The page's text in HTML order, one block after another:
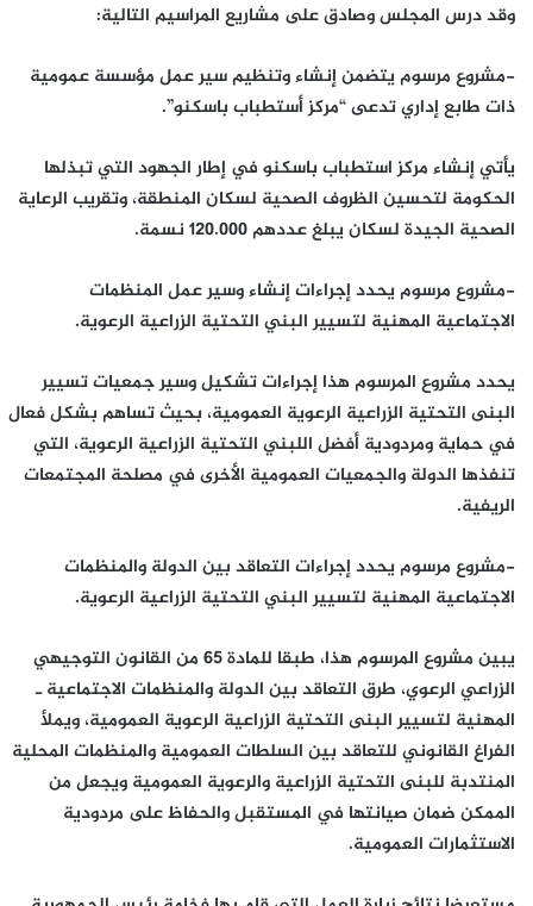
وقد درس المجلس وصادق على مشاريع المراسيم التالية:
-مشروع مرسوم يتضمن إنشاء وتنظيم سير عمل مؤسسة عمومية
ذات طابع إداري تدعى “مركز أستطباب باسكنو”.
يأتي إنشاء مركز استطباب باسكنو في إطار الجهود التي تبذلها
الحكومة لتحسين الظروف الصحية لسكان المنطقة، وتقريب الرعاية
الصحية الجيدة لسكان يبلغ عددهم 120.000 نسمة.
-مشروع مرسوم يحدد إجراءات إنشاء وسير عمل المنظمات
الاجتماعية المهنية لتسيير البني التحتية الزراعية الرعوية.
يحدد مشروع المرسوم هذا إجراءات تشكيل وسير جمعيات تسيير
البنى التحتية الزراعية الرعوية العمومية، بحيث تساهم بشكل فعال
في حماية ومردودية أفضل اللبني التحتية الزراعية الرعوية، التي
تنفذها الدولة والجمعيات العمومية الأخرى في مصلحة المجتمعات
الريفية.
-مشروع مرسوم يحدد إجراءات التعاقد بين الدولة والمنظمات
الاجتماعية المهنية لتسيير البني التحتية الزراعية الرعوية.
يبين مشروع المرسوم هذا، طبقا للمادة 65 من القانون التوجيهي
الزراعي الرعوي، طرق التعاقد بين الدولة والمنظمات الاجتماعية ـ
المهنية لتسيير البنى التحتية الزراعية الرعوية العمومية، ويملأ
الفراغ القانوني للتعاقد بين السلطات العمومية والمنظمات المحلية
المنتدبة للبنى التحتية الزراعية والرعوية العمومية ويجعل من
الممكن ضمان صيانتها في المستقبل والحفاظ على مردودية
الاستثمارات العمومية.